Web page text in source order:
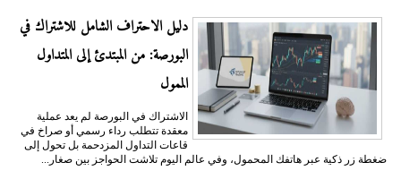
دليل الاحتراف الشامل للاشتراك في
البورصة: من المبتدئ إلى المتداول
الممول
الاشتراك في البورصة لم يعد عملية
معقدة تتطلب رداء رسمي أو صراخ في
قاعات التداول المزدحمة بل تحول إلى
ضغطة زر ذكية عبر هاتفك المحمول، وفي عالم اليوم تلاشت الحواجز بين صغار...